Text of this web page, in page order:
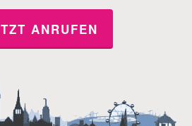
ANRUFEN